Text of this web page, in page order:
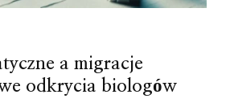
a migracje
odkrycia biologów